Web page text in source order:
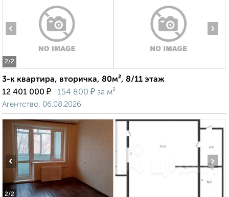
2/2
‹ ›
3-к квартира, вторичка, 80м², 8/11 этаж
12 401 000 ₽ 154 800 ₽ за м²
Агентство, 06.08.2026
2/2
‹ ›